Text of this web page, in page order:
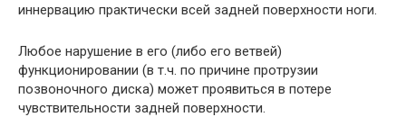
иннервацию практически всей задней поверхности ноги.
Любое нарушение в его (либо его ветвей)
функционировании (в т.ч. по причине протрузии
позвоночного диска) может проявиться в потере
чувствительности задней поверхности.